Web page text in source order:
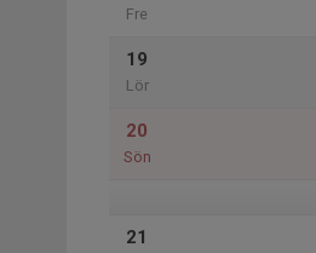
Fre
19
Lör
20
Sön
21